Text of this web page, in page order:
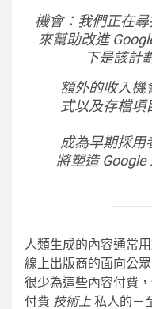
機會：我們正在
來幫助改進
下是該計
額外的收入機
式以及存檔項
成為早期採用
將塑造
人類生成的內容通常
線上出版商的面向公
很少為這些內容付費
付費 技術上 私人的－